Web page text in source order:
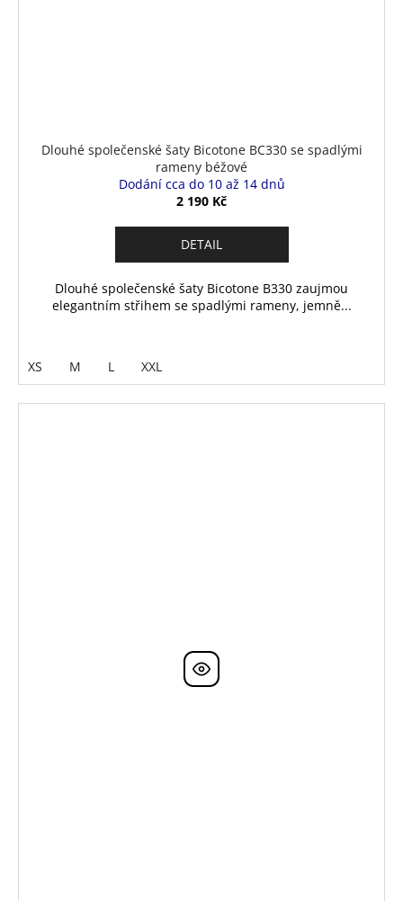
Dlouhé společenské šaty Bicotone BC330 se spadlými
rameny béžové
Dodání cca do 10 až 14 dnů
2 190 Kč
DETAIL
Dlouhé společenské šaty Bicotone B330 zaujmou
elegantním střihem se spadlými rameny, jemně...
XS M L XXL